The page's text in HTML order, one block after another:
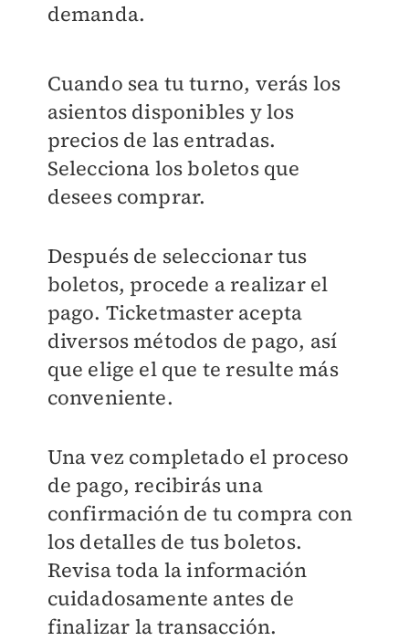
demanda.
Cuando sea tu turno, verás los
asientos disponibles y los
precios de las entradas.
Selecciona los boletos que
desees comprar.
Después de seleccionar tus
boletos, procede a realizar el
pago. Ticketmaster acepta
diversos métodos de pago, así
que elige el que te resulte más
conveniente.
Una vez completado el proceso
de pago, recibirás una
confirmación de tu compra con
los detalles de tus boletos.
Revisa toda la información
cuidadosamente antes de
finalizar la transacción.